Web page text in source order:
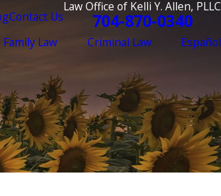
Contact Us
Law Office of Kelli Y. Allen, PLLC
704-870-0340
Family Law Criminal Law Español